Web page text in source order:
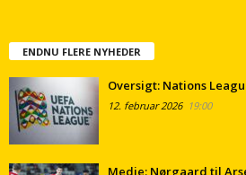
ENDNU FLERE NYHEDER
Oversigt: Nations
12. februar 202619:00